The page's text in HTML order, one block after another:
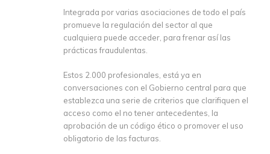
Integrada por varias asociaciones de todo el país
promueve la regulación del sector al que
cualquiera puede acceder, para frenar así las
prácticas fraudulentas.
Estos 2.000 profesionales, está ya en
conversaciones con el Gobierno central para que
establezca una serie de criterios que clarifiquen el
acceso como el no tener antecedentes, la
aprobación de un código ético o promover el uso
obligatorio de las facturas.